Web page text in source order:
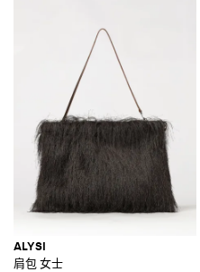
ALYSI
肩包 女士